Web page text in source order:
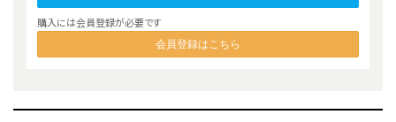
購入には会員登録が必要です
会員登録はこちら